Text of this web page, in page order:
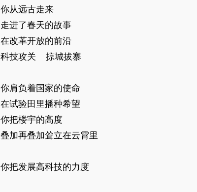
你从远古走来
走进了春天的故事
在改革开放的前沿
科技攻关 掠城拔寨
你肩负着国家的使命
在试验田里播种希望
你把楼宇的高度
叠加再叠加耸立在云霄里
你把发展高科技的力度